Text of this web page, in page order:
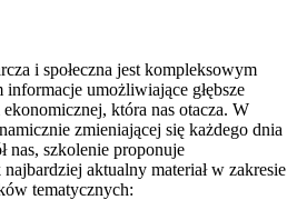
i społeczna jest kompleksowym
umożliwiające głębsze
która nas otacza. W
zmieniającej się każdego dnia
nas, szkolenie proponuje
aktualny materiał w zakresie
tematycznych: